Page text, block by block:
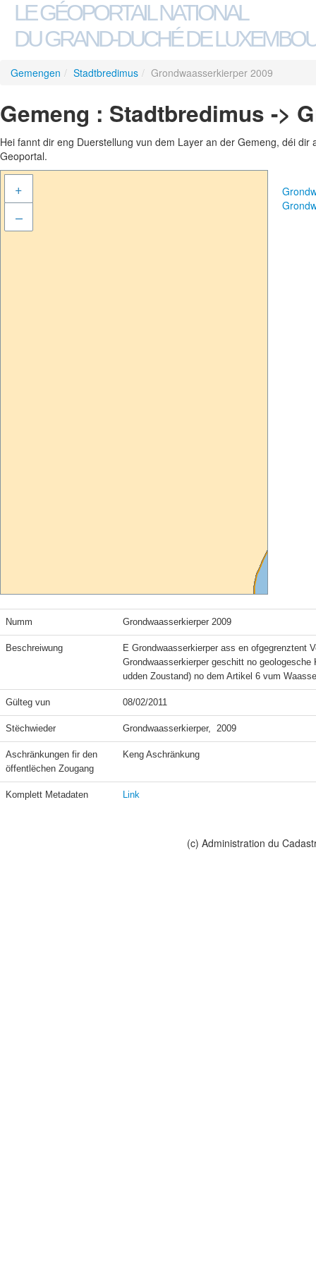
LE GÉOPORTAIL NATIONAL
DU GRAND-DUCHÉ DE
Gemengen / Stadtbredimus / Grondwaasserkierper 2009
Gemeng : Stadtbredimus ->
Hei fannt dir eng Duerstellung vun dem Layer an der Gemeng, déi
Geoportal.
+
–
Numm Grondwaasserkierper 2009
Beschreiwung
E Grondwaasserkierper ass en ofgegrenztent
Grondwaasserkierper geschitt no
udden Zoustand) no dem Artikel 6 vum
Gülteg vun 08/02/2011
Stëchwieder Grondwaasserkierper,  2009
Aschränkungen fir den
öffentlëchen Zougang
Keng Aschränkung
Komplett Metadaten Link
(c) Administration du